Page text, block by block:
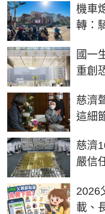
機車
轉：
國一
重創
慈濟
這細
慈濟
嚴信
2026
載、